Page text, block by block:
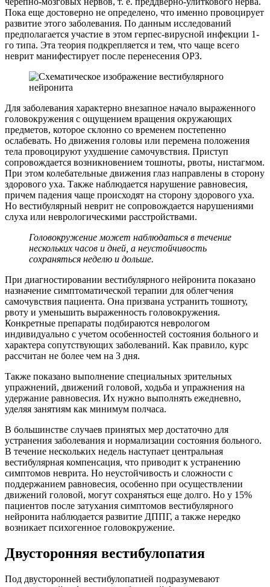
Пока еще достоверно не определено, что именно провоцирует
развитие этого заболевания. По данным исследований
предполагается участие в этом герпес-вирусной инфекции 1-
го типа. Эта теория подкрепляется и тем, что чаще всего
неврит манифестирует после перенесения ОРЗ.
Для заболевания характерно внезапное начало выраженного
головокружения с ощущением вращения окружающих
предметов, которое склонно со временем постепенно
ослабевать. Но движения головы или перемена положения
тела провоцируют ухудшение самочувствия. Приступ
сопровождается возникновением тошноты, рвоты, нистагмом.
При этом колебательные движения глаз направлены в сторону
здорового уха. Также наблюдается нарушение равновесия,
причем падения чаще происходят на сторону здорового уха.
Но вестибулярный неврит не сопровождается нарушениями
слуха или неврологическими расстройствами.
Головокружение может наблюдаться в течение
нескольких часов и дней, а неустойчивость
сохраняться неделю и дольше.
При диагностировании вестибулярного нейронита показано
назначение симптоматической терапии для облегчения
самочувствия пациента. Она призвана устранить тошноту,
рвоту и уменьшить выраженность головокружения.
Конкретные препараты подбираются неврологом
индивидуально с учетом особенностей состояния больного и
характера сопутствующих заболеваний. Как правило, курс
рассчитан не более чем на 3 дня.
Также показано выполнение специальных зрительных
упражнений, движений головой, ходьба и упражнения на
удержание равновесия. Их нужно выполнять ежедневно,
уделяя занятиям как минимум полчаса.
В большинстве случаев принятых мер достаточно для
устранения заболевания и нормализации состояния больного.
В течение нескольких недель наступает центральная
вестибулярная компенсация, что приводит к устранению
симптомов неврита. Но неустойчивость и сложности с
поддержанием равновесия, особенно при осуществлении
движений головой, могут сохраняться еще долго. Но у 15%
пациентов после затухания симптомов вестибулярного
нейронита наблюдается развитие ДППГ, а также нередко
возникает психогенное головокружение.
Двусторонняя вестибулопатия
Под двусторонней вестибулопатией подразумевают